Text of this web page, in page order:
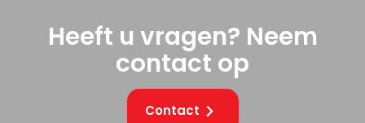
Heeft u vragen? Neem
contact op
Contact